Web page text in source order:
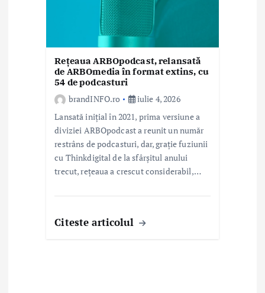
Rețeaua ARBOpodcast, relansată
de ARBOmedia în format extins, cu
54 de podcasturi
brandINFO.ro
iulie 4, 2026
Lansată inițial în 2021, prima versiune a
diviziei ARBOpodcast a reunit un număr
restrâns de podcasturi, dar, grație fuziunii
cu Thinkdigital de la sfârșitul anului
trecut, rețeaua a crescut considerabil,…
Citeste articolul